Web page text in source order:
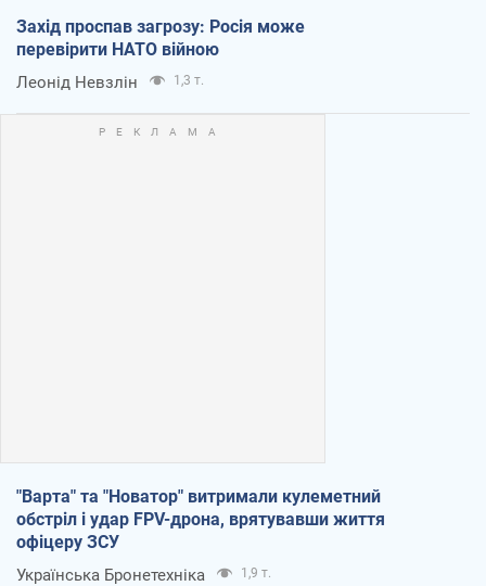
Захід проспав загрозу: Росія може
перевірити НАТО війною
Леонід Невзлін 1,3 т.
"Варта" та "Новатор" витримали кулеметний
обстріл і удар FPV-дрона, врятувавши життя
офіцеру ЗСУ
Українська Бронетехніка 1,9 т.